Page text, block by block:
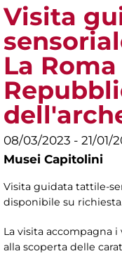
Visita
La
08/03/2023 - 21/01/
Musei Capitolini
Visita guidata tattile-
disponibile su
La visita accompagna
alla scoperta delle